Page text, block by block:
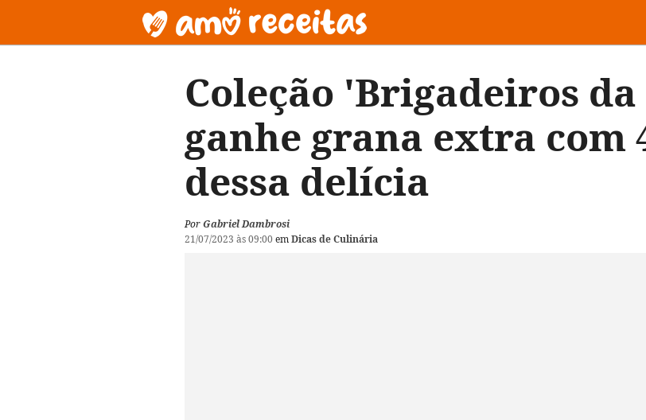
Coleção 'Brigadeiros
ganhe grana extra com
dessa delícia
PorGabriel Dambrosi
21/07/2023 às 09:00 emDicas de Culinária